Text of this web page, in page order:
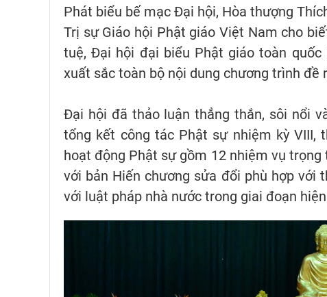
Phát biểu bế mạc Đại hội, Hòa thượng
Trị sự Giáo hội Phật giáo Việt Nam cho
tuệ, Đại hội đại biểu Phật giáo toàn
xuất sắc toàn bộ nội dung chương trình đề
Đại hội đã thảo luận thẳng thắn, sôi nổi
tổng kết công tác Phật sự nhiệm kỳ VIII,
hoạt động Phật sự gồm 12 nhiệm vụ
với bản Hiến chương sửa đổi phù hợp với
với luật pháp nhà nước trong giai đoạn hiện